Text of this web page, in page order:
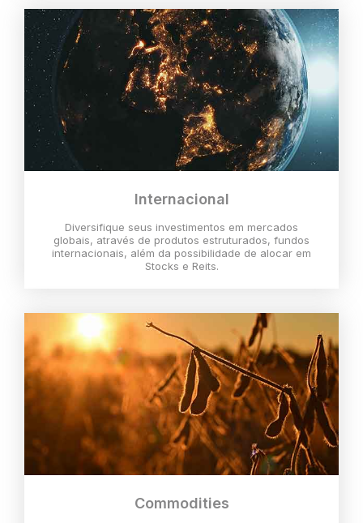
Internacional
Diversifique seus investimentos em mercados
globais, através de produtos estruturados, fundos
internacionais, além da possibilidade de alocar em
Stocks e Reits.
Commodities